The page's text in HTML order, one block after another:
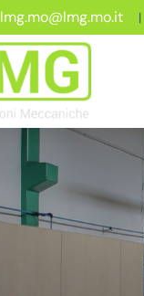
lmg.mo@lmg.mo.it